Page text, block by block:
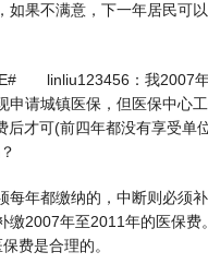
如果不满意，下一年居民可
linliu123456：我2007
申请城镇医保，但医保中心
后才可(前四年都没有享受单
年都缴纳的，中断则必须
缴2007年至2011年的医保费
费是合理的。